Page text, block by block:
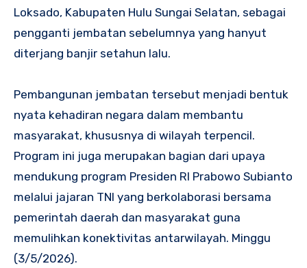
Loksado, Kabupaten Hulu Sungai Selatan, sebagai
pengganti jembatan sebelumnya yang hanyut
diterjang banjir setahun lalu.
Pembangunan jembatan tersebut menjadi bentuk
nyata kehadiran negara dalam membantu
masyarakat, khususnya di wilayah terpencil.
Program ini juga merupakan bagian dari upaya
mendukung program Presiden RI Prabowo Subianto
melalui jajaran TNI yang berkolaborasi bersama
pemerintah daerah dan masyarakat guna
memulihkan konektivitas antarwilayah. Minggu
(3/5/2026).